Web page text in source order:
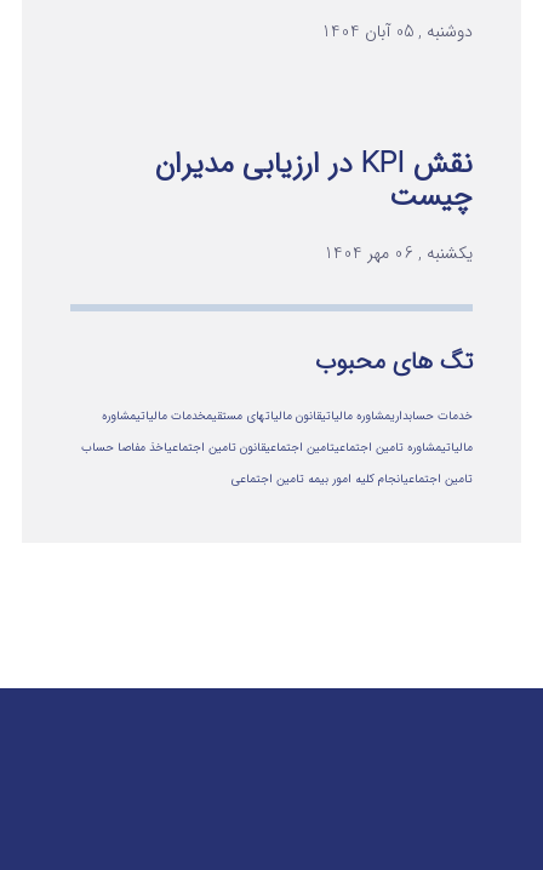
دوشنبه , 05 آبان 1404
نقش KPI در ارزیابی مدیران
چیست
یکشنبه , 06 مهر 1404
تگ های محبوب
خدمات حسابداریمشاوره مالیاتیقانون مالیاتهای مستقیمخدمات مالیاتیمشاوره
مالياتيمشاوره تامین اجتماعیتامین اجتماعیقانون تامین اجتماعیاخذ مفاصا حساب
تامین اجتماعیانجام کلیه امور بیمه تامین اجتماعی